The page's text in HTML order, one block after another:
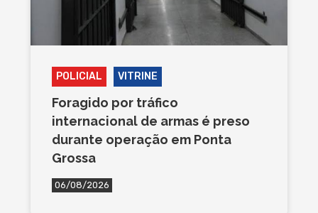
POLICIAL VITRINE
Foragido por tráfico
internacional de armas é preso
durante operação em Ponta
Grossa
06/08/2026